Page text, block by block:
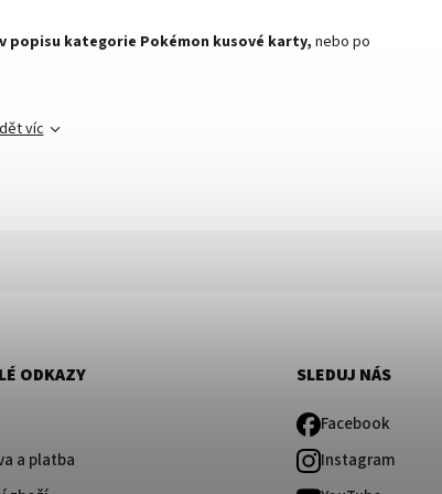
popisu kategorie Pokémon kusové karty, nebo po
víc
ODKAZY
a platba
SLEDUJ NÁS
Facebook
Instagram